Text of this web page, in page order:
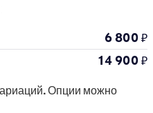
6 800₽
14 900₽
Опции можно